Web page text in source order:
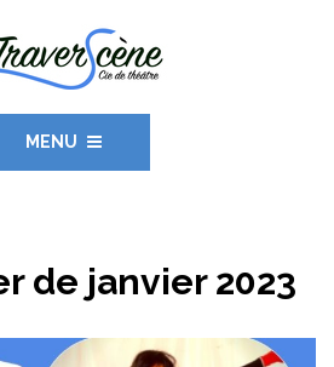
MENU
de janvier 2023